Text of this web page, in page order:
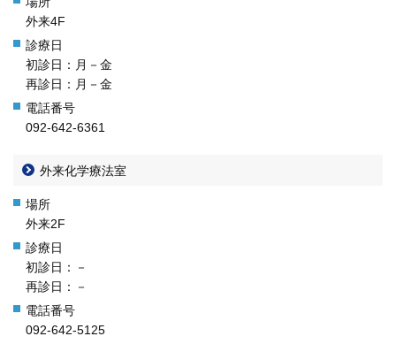
外来4F
初診日：月－金
再診日：月－金
092-642-6361
外来化学療法室
外来2F
初診日：－
再診日：－
092-642-5125